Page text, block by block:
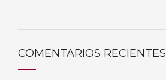
COMENTARIOS RECIENTES